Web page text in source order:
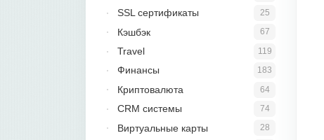
25
SSL сертификаты
67
Кэшбэк
119
Travel
183
Финансы
64
Криптовалюта
74
CRM системы
28
Виртуальные карты